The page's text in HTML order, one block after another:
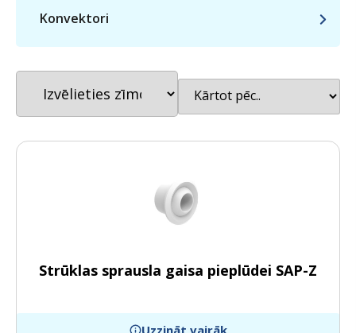
Konvektori
Strūklas sprausla gaisa pieplūdei SAP-Z
Uzzināt vairāk